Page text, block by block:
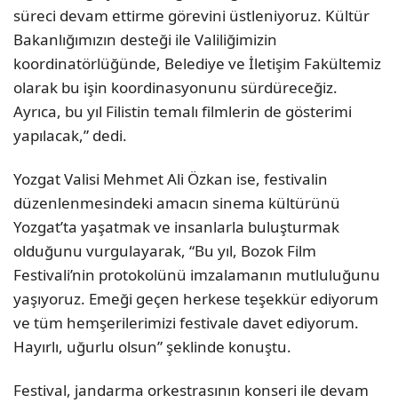
süreci devam ettirme görevini üstleniyoruz. Kültür
Bakanlığımızın desteği ile Valiliğimizin
koordinatörlüğünde, Belediye ve İletişim Fakültemiz
olarak bu işin koordinasyonunu sürdüreceğiz.
Ayrıca, bu yıl Filistin temalı filmlerin de gösterimi
yapılacak,” dedi.
Yozgat Valisi Mehmet Ali Özkan ise, festivalin
düzenlenmesindeki amacın sinema kültürünü
Yozgat’ta yaşatmak ve insanlarla buluşturmak
olduğunu vurgulayarak, “Bu yıl, Bozok Film
Festivali’nin protokolünü imzalamanın mutluluğunu
yaşıyoruz. Emeği geçen herkese teşekkür ediyorum
ve tüm hemşerilerimizi festivale davet ediyorum.
Hayırlı, uğurlu olsun” şeklinde konuştu.
Festival, jandarma orkestrasının konseri ile devam